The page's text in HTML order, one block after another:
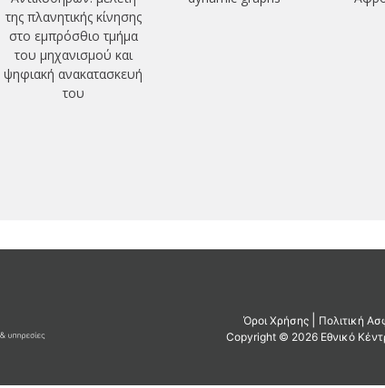
της πλανητικής κίνησης
στο εμπρόσθιο τμήμα
του μηχανισμού και
ψηφιακή ανακατασκευή
του